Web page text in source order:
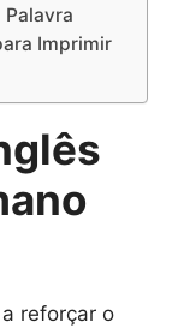
Palavra
Imprimir
reforçar o